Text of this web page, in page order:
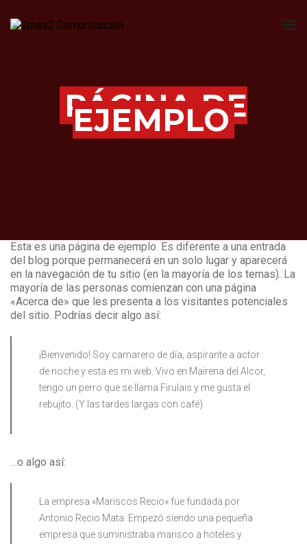
PÁGINA DE
EJEMPLO
Esta es una página de ejemplo. Es diferente a una entrada
del blog porque permanecerá en un solo lugar y aparecerá
en la navegación de tu sitio (en la mayoría de los temas). La
mayoría de las personas comienzan con una página
«Acerca de» que les presenta a los visitantes potenciales
del sitio. Podrías decir algo así:
¡Bienvenido! Soy camarero de día, aspirante a actor
de noche y esta es mi web. Vivo en Mairena del Alcor,
tengo un perro que se llama Firulais y me gusta el
rebujito. (Y las tardes largas con café).
…o algo así:
La empresa «Mariscos Recio» fue fundada por
Antonio Recio Mata. Empezó siendo una pequeña
empresa que suministraba marisco a hoteles y